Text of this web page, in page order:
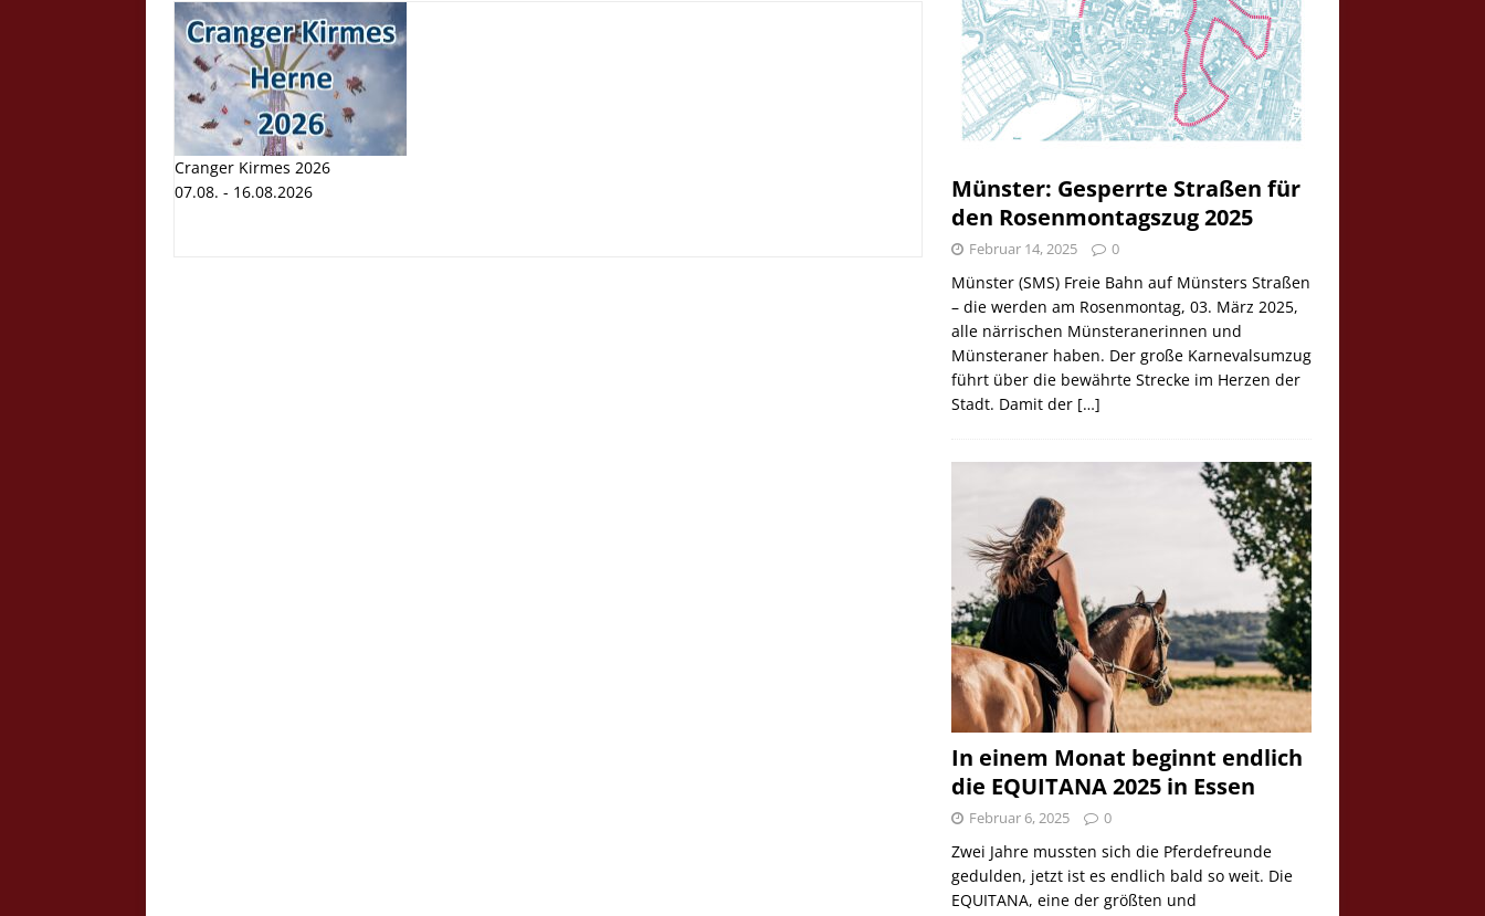
Cranger Kirmes 2026
07.08. - 16.08.2026
Münster: Gesperrte Straßen für
den Rosenmontagszug 2025
Februar 14, 2025 0
Münster (SMS) Freie Bahn auf Münsters Straßen
– die werden am Rosenmontag, 03. März 2025,
alle närrischen Münsteranerinnen und
Münsteraner haben. Der große Karnevalsumzug
führt über die bewährte Strecke im Herzen der
Stadt. Damit der […]
In einem Monat beginnt endlich
die EQUITANA 2025 in Essen
Februar 6, 2025 0
Zwei Jahre mussten sich die Pferdefreunde
gedulden, jetzt ist es endlich bald so weit. Die
EQUITANA, eine der größten und